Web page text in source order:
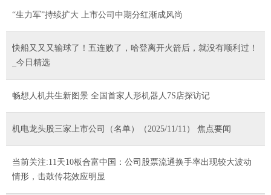
“生力军”持续扩大 上市公司中期分红渐成风尚
快船又又又输球了！五连败了，哈登离开火箭后，就没有顺利过！
_今日精选
畅想人机共生新图景 全国首家人形机器人7S店探访记
机电龙头股三家上市公司（名单）（2025/11/11） 焦点要闻
当前关注:11天10板合富中国：公司股票流通换手率出现较大波动
情形，击鼓传花效应明显